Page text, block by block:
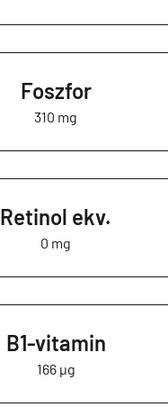
Foszfor
310 mg
Retinol ekv.
0 mg
B1-vitamin
166 µg